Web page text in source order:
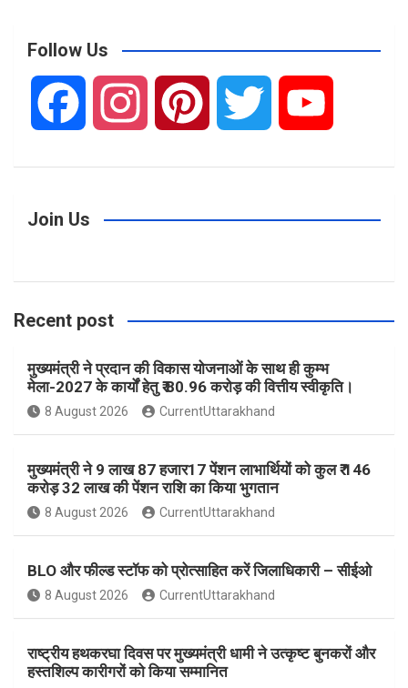
c
Follow Us
c
b
o
o
k
a
g
r
a
m
e
r
e
s
t
t
e
r
u
b
e
Join Us
Recent post
मुख्यमंत्री ने प्रदान की विकास योजनाओं के साथ ही कुम्भ
मेला-2027 के कार्यों हेतु ₹ 80.96 करोड़ की वित्तीय स्वीकृति।
8 August 2026 CurrentUttarakhand
मुख्यमंत्री ने 9 लाख 87 हजार17 पेंशन लाभार्थियों को कुल ₹ 146
करोड़ 32 लाख की पेंशन राशि का किया भुगतान
8 August 2026 CurrentUttarakhand
BLO और फील्ड स्टॉफ को प्रोत्साहित करें जिलाधिकारी – सीईओ
8 August 2026 CurrentUttarakhand
राष्ट्रीय हथकरघा दिवस पर मुख्यमंत्री धामी ने उत्कृष्ट बुनकरों और
हस्तशिल्प कारीगरों को किया सम्मानित